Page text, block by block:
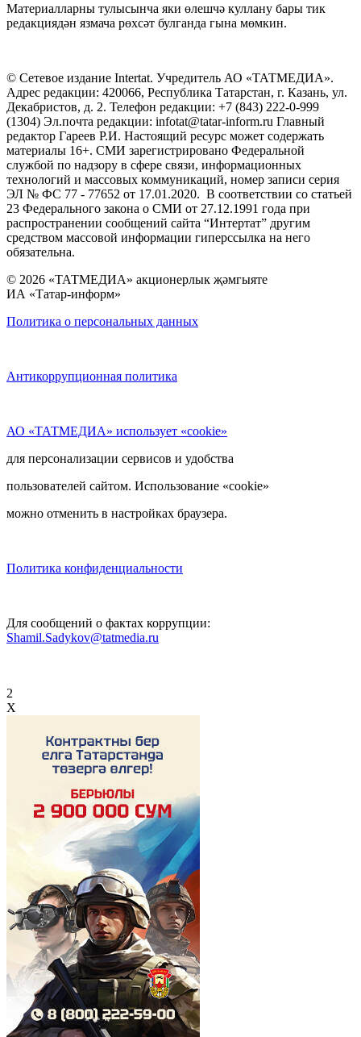
Материалларны тулысынча яки өлешчә куллану бары тик
редакциядән язмача рөхсәт булганда гына мөмкин.
© Сетевое издание Intertat. Учредитель АО «ТАТМЕДИА».
Адрес редакции: 420066, Республика Татарстан, г. Казань, ул.
Декабристов, д. 2. Телефон редакции: +7 (843) 222-0-999
(1304) Эл.почта редакции: infotat@tatar-inform.ru Главный
редактор Гареев Р.И. Настоящий ресурс может содержать
материалы 16+. СМИ зарегистрировано Федеральной
службой по надзору в сфере связи, информационных
технологий и массовых коммуникаций, номер записи серия
ЭЛ № ФС 77 - 77652 от 17.01.2020. В соответствии со статьей
23 Федерального закона о СМИ от 27.12.1991 года при
распространении сообщений сайта “Интертат” другим
средством массовой информации гиперссылка на него
обязательна.
© 2026 «ТАТМЕДИА» акционерлык җәмгыяте
ИА «Татар-информ»
Политика о персональных данных
Антикоррупционная политика
АО «ТАТМЕДИА» использует «cookie»
для персонализации сервисов и удобства
пользователей сайтом. Использование «cookie»
можно отменить в настройках браузера.
Политика конфиденциальности
Для сообщений о фактах коррупции:
Shamil.Sadykov@tatmedia.ru
2
X